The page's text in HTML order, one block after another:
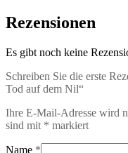
Rezensionen
Es gibt noch keine
Schreiben Sie die erste
Tod auf dem Nil“
Ihre E-Mail-Adresse wird
sind mit * markiert
Name *